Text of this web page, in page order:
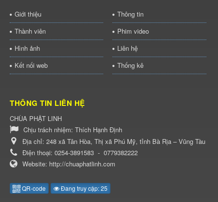
Giới thiệu
Thông tin
Thành viên
Phim video
Hình ảnh
Liên hệ
Kết nối web
Thống kê
THÔNG TIN LIÊN HỆ
CHÙA PHẬT LINH
Chịu trách nhiệm: Thích Hạnh Định
Địa chỉ: 248 xã Tân Hòa, Thị xã Phú Mỹ, tỉnh Bà Rịa – Vũng Tàu
Điện thoại: 0254-3891583 - 0779382222
Website: http://chuaphatlinh.com
QR-code Đang truy cập: 25